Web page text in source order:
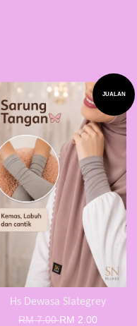
JUALAN
Hs Dewasa Slategrey
RM 7.00RM 2.00